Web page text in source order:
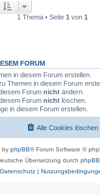
1 Thema • Seite 1 von 1
FORUM
in diesem Forum erstellen.
Themen in diesem Forum
Forum nicht ändern.
Forum nicht löschen.
in diesem Forum erstellen.
Alle Cookies löschen
by phpBB® Forum Software ©
Übersetzung durch
Datenschutz|